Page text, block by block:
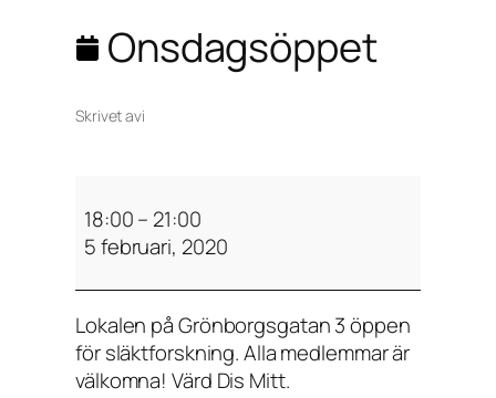
Onsdagsöppet
Skrivet avi
n
a
g
s
ö
18:00– 21:00
5 februari, 2020
Lokalen på Grönborgsgatan 3 öppen
för släktforskning. Alla medlemmar är
välkomna! Värd Dis Mitt.